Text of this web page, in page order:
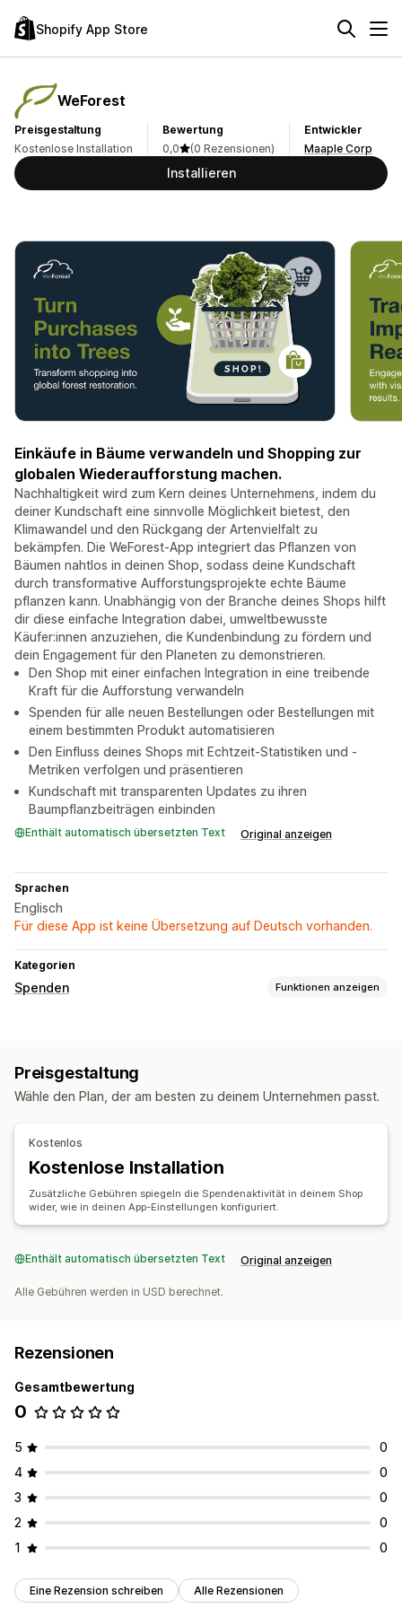
Shopify App Store
WeForest
Preisgestaltung
Kostenlose Installation
Bewertung
0,0
(0 Rezensionen)
Entwickler
Maaple Corp
Installieren
Einkäufe in Bäume verwandeln und Shopping zur
globalen Wiederaufforstung machen.
Nachhaltigkeit wird zum Kern deines Unternehmens, indem du
deiner Kundschaft eine sinnvolle Möglichkeit bietest, den
Klimawandel und den Rückgang der Artenvielfalt zu
bekämpfen. Die WeForest-App integriert das Pflanzen von
Bäumen nahtlos in deinen Shop, sodass deine Kundschaft
durch transformative Aufforstungsprojekte echte Bäume
pflanzen kann. Unabhängig von der Branche deines Shops hilft
dir diese einfache Integration dabei, umweltbewusste
Käufer:innen anzuziehen, die Kundenbindung zu fördern und
dein Engagement für den Planeten zu demonstrieren.
Den Shop mit einer einfachen Integration in eine treibende
Kraft für die Aufforstung verwandeln
Spenden für alle neuen Bestellungen oder Bestellungen mit
einem bestimmten Produkt automatisieren
Den Einfluss deines Shops mit Echtzeit-Statistiken und -
Metriken verfolgen und präsentieren
Kundschaft mit transparenten Updates zu ihren
Baumpflanzbeiträgen einbinden
Enthält automatisch übersetzten Text Original anzeigen
Sprachen
Englisch
Für diese App ist keine Übersetzung auf Deutsch vorhanden.
Kategorien
Spenden Funktionen anzeigen
Spendenverwaltung
Preisgestaltung
Wähle den Plan, der am besten zu deinem Unternehmen passt.
Kostenlos
Kostenlose Installation
Zusätzliche Gebühren spiegeln die Spendenaktivität in deinem Shop
wider, wie in deinen App-Einstellungen konfiguriert.
Enthält automatisch übersetzten Text Original anzeigen
Alle Gebühren werden in USD berechnet.
Rezensionen
Gesamtbewertung
0
5
0
4
0
3
0
2
0
1
0
Eine Rezension schreiben Alle Rezensionen